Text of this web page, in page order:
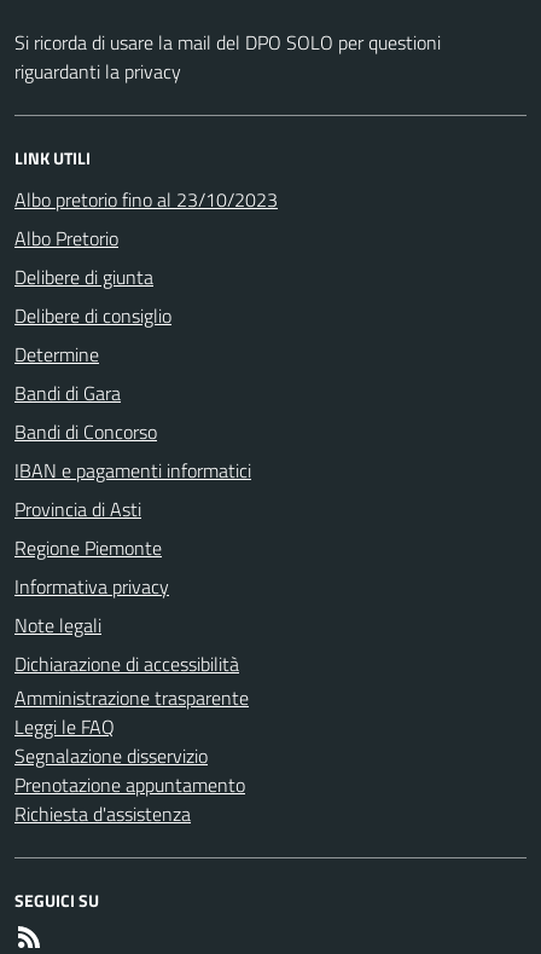
Si ricorda di usare la mail del DPO SOLO per questioni
riguardanti la privacy
LINK UTILI
Albo pretorio fino al 23/10/2023
Albo Pretorio
Delibere di giunta
Delibere di consiglio
Determine
Bandi di Gara
Bandi di Concorso
IBAN e pagamenti informatici
Provincia di Asti
Regione Piemonte
Informativa privacy
Note legali
Dichiarazione di accessibilità
Amministrazione trasparente
Leggi le FAQ
Segnalazione disservizio
Prenotazione appuntamento
Richiesta d'assistenza
SEGUICI SU